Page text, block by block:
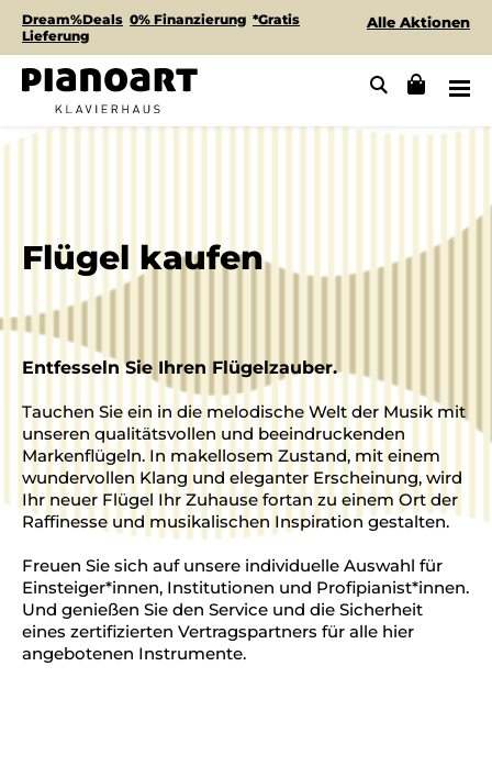
Dream%Deals 0% Finanzierung *Gratis
Lieferung
Alle Aktionen
Flügel kaufen
Entfesseln Sie Ihren Flügelzauber.
Tauchen Sie ein in die melodische Welt der Musik mit
unseren qualitätsvollen und beeindruckenden
Markenflügeln. In makellosem Zustand, mit einem
wundervollen Klang und eleganter Erscheinung, wird
Ihr neuer Flügel Ihr Zuhause fortan zu einem Ort der
Raffinesse und musikalischen Inspiration gestalten.
Freuen Sie sich auf unsere individuelle Auswahl für
Einsteiger*innen, Institutionen und Profipianist*innen.
Und genießen Sie den Service und die Sicherheit
eines zertifizierten Vertragspartners für alle hier
angebotenen Instrumente.